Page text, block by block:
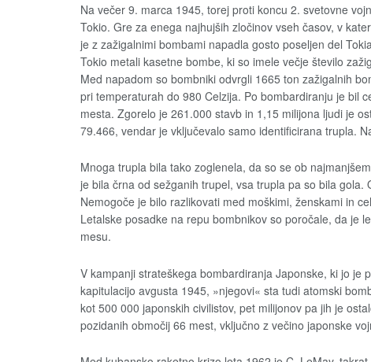
Na večer 9. marca 1945, torej proti koncu 2. svetovne
Tokio. Gre za enega najhujših zločinov vseh časov, v
je z zažigalnimi bombami napadla gosto poseljen del
Tokio metali kasetne bombe, ki so imele večje število
Med napadom so bombniki odvrgli 1665 ton zažigalnih
pri temperaturah do 980 Celzija. Po bombardiranju je bil
mesta. Zgorelo je 261.000 stavb in 1,15 milijona ljudi je
79.466, vendar je vključevalo samo identificirana trupla.
Mnoga trupla bila tako zoglenela, da so se ob
je bila črna od sežganih trupel, vsa trupla pa so bila
Nemogoče je bilo razlikovati med moškimi, ženskami in
Letalske posadke na repu bombnikov so poročale, da je
mesu.
V kampanji strateškega bombardiranja Japonske, ki jo je
kapitulacijo avgusta 1945, »njegovi« sta tudi atomski
kot 500 000 japonskih civilistov, pet milijonov pa jih je
pozidanih območij 66 mest, vključno z večino japonske